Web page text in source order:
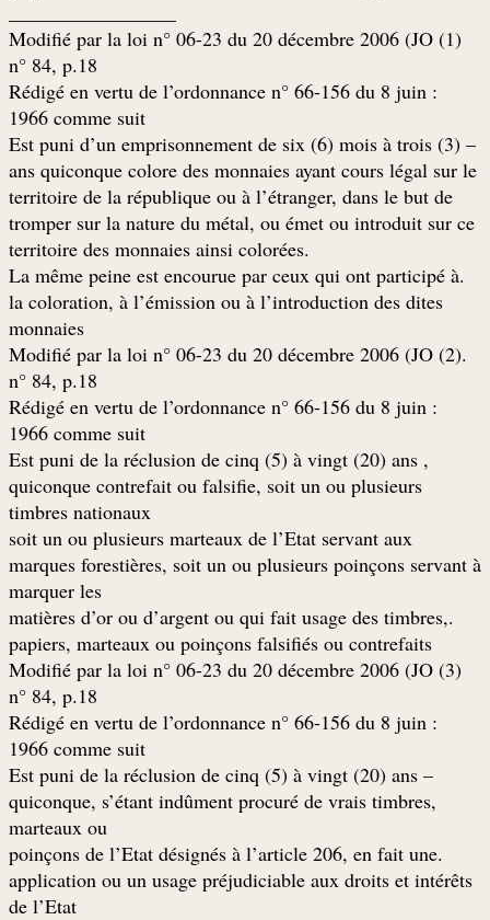
(1) Modifié par la loi n° 06-23 du 20 décembre 2006 (JO
n° 84, p.18
: Rédigé en vertu de l’ordonnance n° 66-156 du 8 juin
1966 comme suit
– Est puni d’un emprisonnement de six (6) mois à trois (3)
ans quiconque colore des monnaies ayant cours légal sur le
territoire de la république ou à l’étranger, dans le but de
tromper sur la nature du métal, ou émet ou introduit sur ce
.territoire des monnaies ainsi colorées
.La même peine est encourue par ceux qui ont participé à
la coloration, à l’émission ou à l’introduction des dites
monnaies
.(2) Modifié par la loi n° 06-23 du 20 décembre 2006 (JO
n° 84, p.18
: Rédigé en vertu de l’ordonnance n° 66-156 du 8 juin
1966 comme suit
, Est puni de la réclusion de cinq (5) à vingt (20) ans
quiconque contrefait ou falsifie, soit un ou plusieurs
timbres nationaux
soit un ou plusieurs marteaux de l’Etat servant aux
marques forestières, soit un ou plusieurs poinçons servant à
marquer les
.matières d’or ou d’argent ou qui fait usage des timbres,
papiers, marteaux ou poinçons falsifiés ou contrefaits
(3) Modifié par la loi n° 06-23 du 20 décembre 2006 (JO
n° 84, p.18
: Rédigé en vertu de l’ordonnance n° 66-156 du 8 juin
1966 comme suit
– Est puni de la réclusion de cinq (5) à vingt (20) ans
quiconque, s’étant indûment procuré de vrais timbres,
marteaux ou
.poinçons de l’Etat désignés à l’article 206, en fait une
application ou un usage préjudiciable aux droits et intérêts
de l’Etat